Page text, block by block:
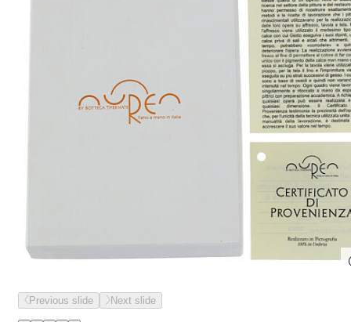
Previous slide Next slide